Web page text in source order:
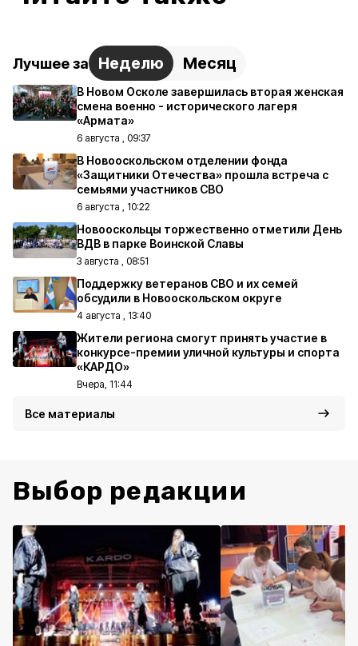
Лучшее за Неделю Месяц
В Новом Осколе завершилась вторая женская
смена военно - исторического лагеря
«Армата»
6 августа , 09:37
В Новооскольском отделении фонда
«Защитники Отечества» прошла встреча с
семьями участников СВО
6 августа , 10:22
Новооскольцы торжественно отметили День
ВДВ в парке Воинской Славы
3 августа , 08:51
Поддержку ветеранов СВО и их семей
обсудили в Новооскольском округе
4 августа , 13:40
Жители региона смогут принять участие в
конкурсе-премии уличной культуры и спорта
«КАРДО»
Вчера, 11:44
Все материалы
Выбор редакции